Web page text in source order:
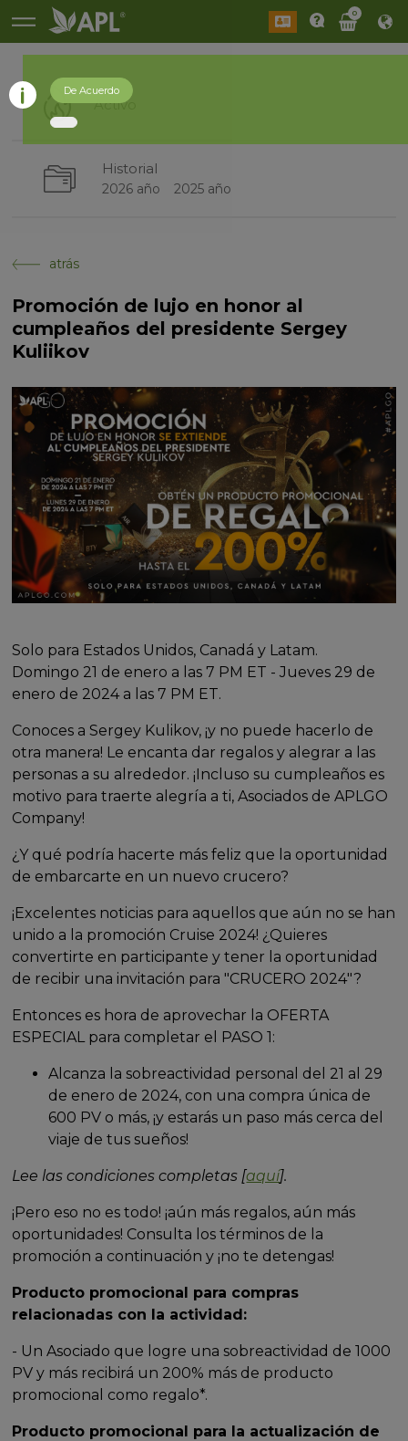
0
Activo
Historial
2026 año 2025 año
atrás
Promoción de lujo en honor al
cumpleaños del presidente Sergey
Kuliikov
Solo para Estados Unidos, Canadá y Latam.
Domingo 21 de enero a las 7 PM ET - Jueves 29 de
enero de 2024 a las 7 PM ET.
Conoces a Sergey Kulikov, ¡y no puede hacerlo de
otra manera! Le encanta dar regalos y alegrar a las
personas a su alrededor. ¡Incluso su cumpleaños es
motivo para traerte alegría a ti, Asociados de APLGO
Company!
¿Y qué podría hacerte más feliz que la oportunidad
de embarcarte en un nuevo crucero?
¡Excelentes noticias para aquellos que aún no se han
unido a la promoción Cruise 2024! ¿Quieres
convertirte en participante y tener la oportunidad
de recibir una invitación para "CRUCERO 2024"?
Entonces es hora de aprovechar la OFERTA
ESPECIAL para completar el PASO 1:
Alcanza la sobreactividad personal del 21 al 29
de enero de 2024, con una compra única de
600 PV o más, ¡y estarás un paso más cerca del
viaje de tus sueños!
Lee las condiciones completas [aquí].
¡Pero eso no es todo! ¡aún más regalos, aún más
oportunidades! Consulta los términos de la
promoción a continuación y ¡no te detengas!
Producto promocional para compras
relacionadas con la actividad:
- Un Asociado que logre una sobreactividad de 1000
PV y más recibirá un 200% más de producto
promocional como regalo*.
Producto promocional para la actualización de
De Acuerdo